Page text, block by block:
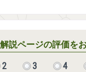
説ページの評価を
2 3 4